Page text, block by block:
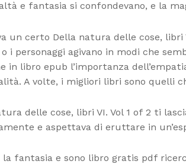
e fantasia si confondevano, e la
certo Della natura delle cose, libri
i personaggi agivano in modi che
libro epub l’importanza
A volte, i migliori libri sono quelli
delle cose, libri VI. Vol 1 of 2 ti
e aspettava di eruttare in
fantasia e sono libro gratis pdf